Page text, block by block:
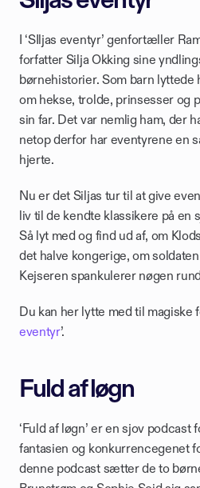
I ‘SIljas eventyr’ genfortæller
forfatter Silja Okking sine
børnehistorier. Som barn lyttede
om hekse, trolde, prinsesser og
sin far. Det var nemlig ham, der
netop derfor har eventyrene en
hjerte.
Nu er det Siljas tur til at give
liv til de kendte klassikere på en
Så lyt med og find ud af, om
det halve kongerige, om
Kejseren spankulerer nøgen
Du kan her lytte med til magiske
eventyr’.
Fuld af løgn
‘Fuld af løgn’ er en sjov podcast
fantasien og konkurrencegenet
denne podcast sætter de to